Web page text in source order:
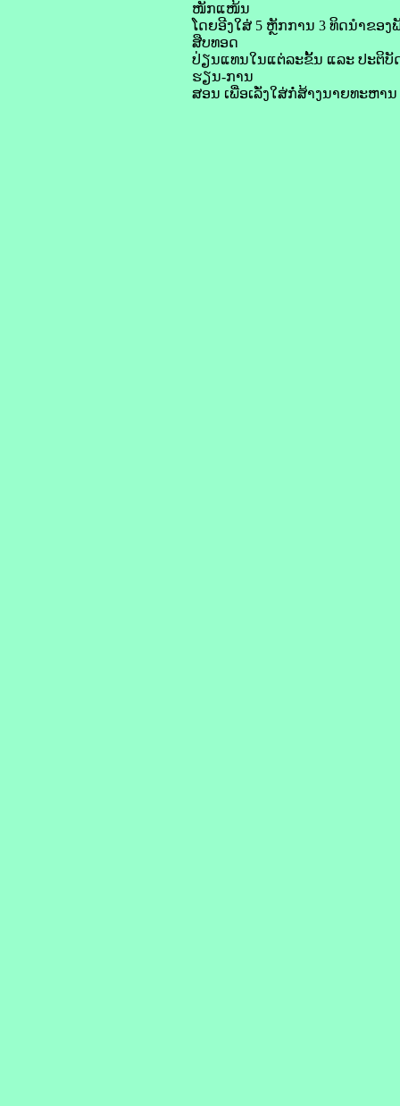
ໜັກແໜ້ນ
ໂດຍອີງໃສ່ 5 ຫຼັກການ 3 ທິດນໍາຂອ
ສືບທອດ
ປ່ຽນແທນໃນແຕ່ລະຂັ້ນ ແລະ ປະຕິບັ
ຮຽນ-ການ
ສອນ ເພື່ອເລັ່ງໃສ່ກໍ່ສ້າງນາຍທະຫ